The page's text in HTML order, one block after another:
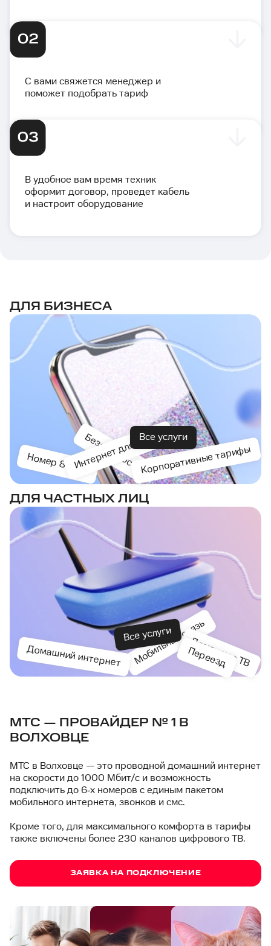
С вами свяжется менеджер и
поможет подобрать тариф
В удобное вам время техник
оформит договор, проведет кабель
и настроит оборудование
ДЛЯ БИЗНЕСА
Безопасность
Номер 8-800 Корпоративные тарифы
Интернет для офиса
Все услуги
ДЛЯ ЧАСТНЫХ ЛИЦ
Мобильная связь
Домашний интернет Домашнее ТВ
Все услуги
Переезд
МТС — ПРОВАЙДЕР № 1 В
ВОЛХОВЦЕ
МТС в Волховце — это проводной домашний интернет
на скорости до 1000 Мбит/с и возможность
подключить до 6‑х номеров с единым пакетом
мобильного интернета, звонков и смс.
Кроме того, для максимального комфорта в тарифы
также включены более 230 каналов цифрового ТВ.
ЗАЯВКА НА ПОДКЛЮЧЕНИЕ